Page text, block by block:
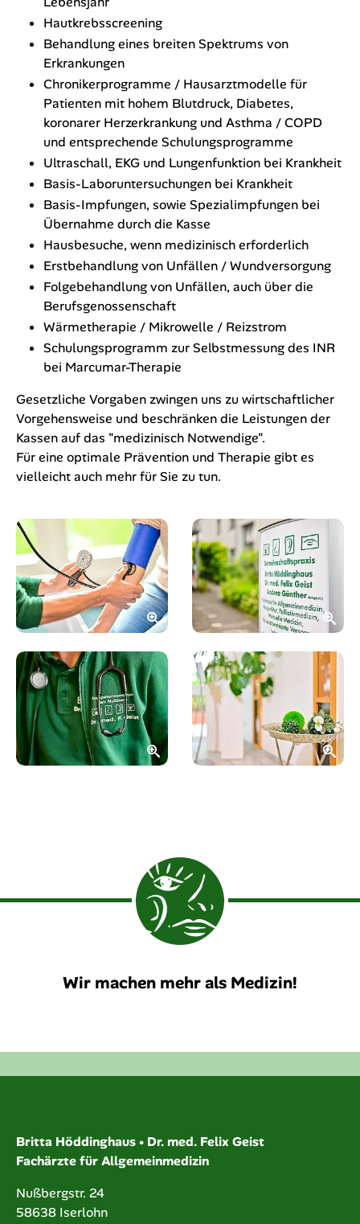
Hautkrebsscreening
Behandlung eines breiten Spektrums von
Erkrankungen
Chronikerprogramme / Hausarztmodelle für
Patienten mit hohem Blutdruck, Diabetes,
koronarer Herzerkrankung und Asthma / COPD
und entsprechende Schulungsprogramme
Ultraschall, EKG und Lungenfunktion bei Krankheit
Basis-Laboruntersuchungen bei Krankheit
Basis-Impfungen, sowie Spezialimpfungen bei
Übernahme durch die Kasse
Hausbesuche, wenn medizinisch erforderlich
Erstbehandlung von Unfällen / Wundversorgung
Folgebehandlung von Unfällen, auch über die
Berufsgenossenschaft
Wärmetherapie / Mikrowelle / Reizstrom
Schulungsprogramm zur Selbstmessung des INR
bei Marcumar-Therapie
Gesetzliche Vorgaben zwingen uns zu wirtschaftlicher
Vorgehensweise und beschränken die Leistungen der
Kassen auf das "medizinisch Notwendige".
Für eine optimale Prävention und Therapie gibt es
vielleicht auch mehr für Sie zu tun.
Wir machen mehr als Medizin!
Britta Höddinghaus • Dr. med. Felix Geist
Fachärzte für Allgemeinmedizin
Nußbergstr. 24
58638 Iserlohn